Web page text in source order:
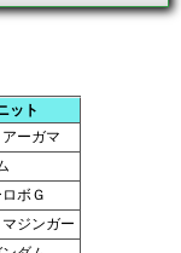
ット
ーガマ
ボＧ
ジンガー